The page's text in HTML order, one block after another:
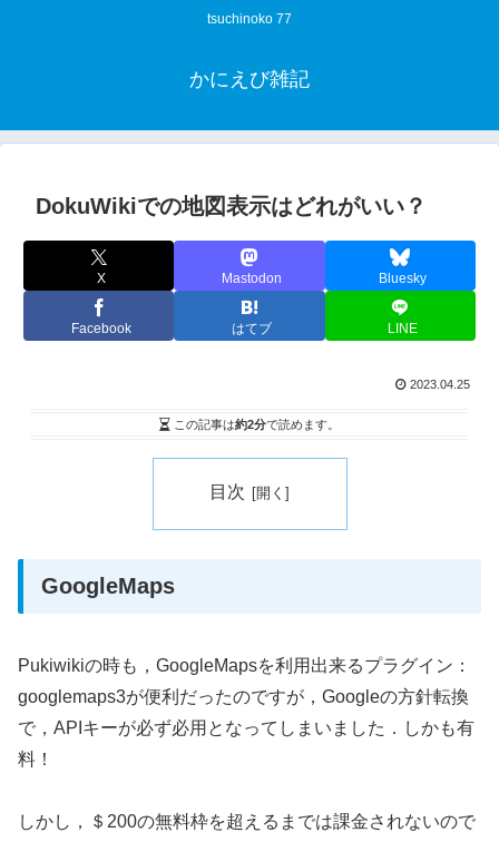
tsuchinoko 77
かにえび雑記
DokuWikiでの地図表示はどれがいい？
X Mastodon Bluesky
Facebook はてブ LINE
2023.04.25
この記事は約2分で読めます。
目次
GoogleMaps
Pukiwikiの時も，GoogleMapsを利用出来るプラグイン：
googlemaps3が便利だったのですが，Googleの方針転換
で，APIキーが必ず必用となってしまいました．しかも有
料！
しかし，＄200の無料枠を超えるまでは課金されないので